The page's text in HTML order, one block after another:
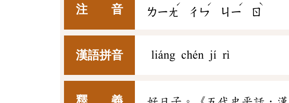
注 音 ㄌㄧㄤ
ˊ
ㄔㄣ
ˊ
ㄐㄧ
ˊ
ㄖ
ˋ
漢語拼音 liáng chén jí rì